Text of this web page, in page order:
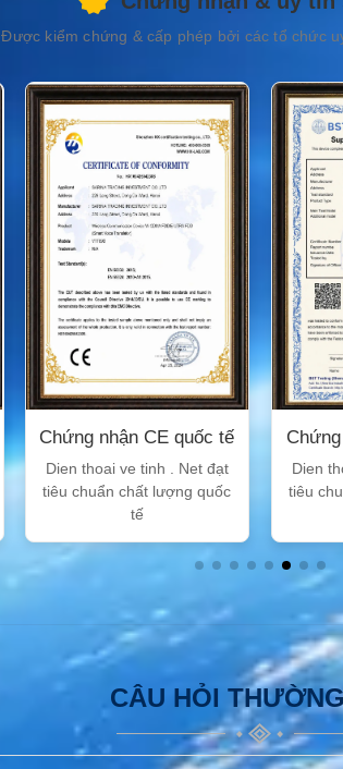
Được kiểm chứng & cấp phép bởi các tổ chức
Chứng nhận CE quốc tế
Dien thoai ve tinh . Net đạt
tiêu chuẩn chất lượng quốc
tế
Dien
tiêu
CÂU HỎI